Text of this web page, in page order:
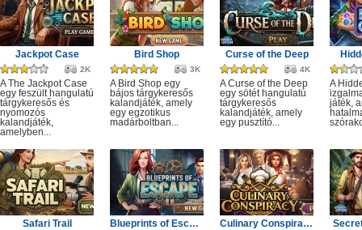
Jackpot Case
2K
A The Jackpot Case
egy feszült hangulatú
tárgykeresős és
nyomozós
kalandjáték,
amelyben...
Bird Shop
3K
A Bird Shop egy
bájos tárgykeresős
kalandjáték, amely
egy egzotikus
madárboltban...
Curse of the Deep
4K
A Curse of the Deep
egy sötét hangulatú
tárgykeresős
kalandjáték, amely
egy pusztító...
A
játék,
Safari Trail Blueprints of Escape Culinary Conspiracy